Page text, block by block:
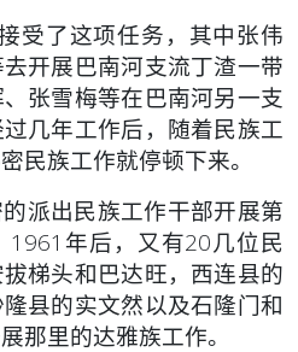
了这项任务，其中张伟
去开展巴南河支流丁渣一带
张雪梅等在巴南河另一支
几年工作后，随着民族工
民族工作就停顿下来。
派出民族工作干部开展第
1961年后，又有20几位民
梯头和巴达旺，西连县的
县的实文然以及石隆门和
那里的达雅族工作。